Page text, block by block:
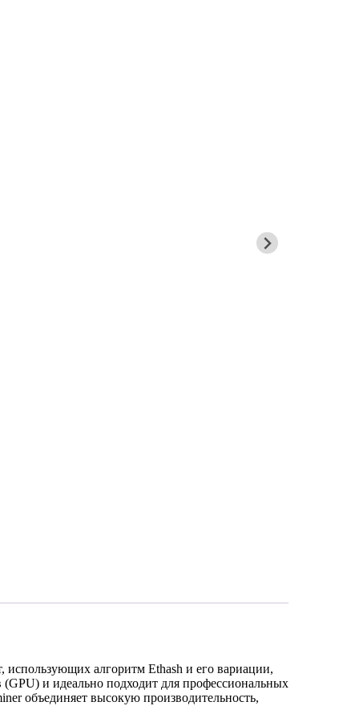
алгоритм Ethash и его вариации,
и идеально подходит для профессиональных
объединяет высокую производительность,